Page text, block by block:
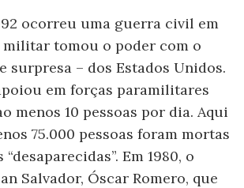
ocorreu uma guerra civil em
tomou o poder com o
surpresa – dos Estados Unidos.
em forças paramilitares
menos 10 pessoas por dia. Aqui
75.000 pessoas foram mortas
Em 1980, o
Salvador, Óscar Romero, que